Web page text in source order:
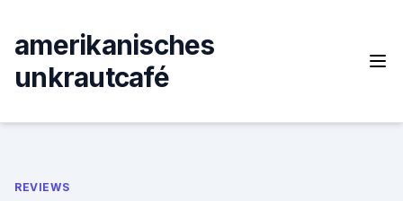
content
amerikanisches
unkrautcafé
REVIEWS